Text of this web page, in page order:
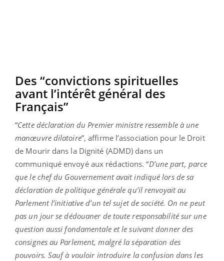
Des “convictions spirituelles
avant l’intérêt général des
Français”
“Cette déclaration du Premier ministre ressemble à une
manœuvre dilatoire”, affirme l’association pour le Droit
de Mourir dans la Dignité (ADMD) dans un
communiqué envoyé aux rédactions. “D’une part, parce
que le chef du Gouvernement avait indiqué lors de sa
déclaration de politique générale qu’il renvoyait au
Parlement l’initiative d’un tel sujet de société. On ne peut
pas un jour se dédouaner de toute responsabilité sur une
question aussi fondamentale et le suivant donner des
consignes au Parlement, malgré la séparation des
pouvoirs. Sauf à vouloir introduire la confusion dans les